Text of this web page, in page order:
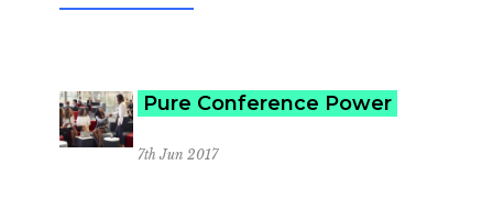
Pure Conference Power
7th Jun 2017